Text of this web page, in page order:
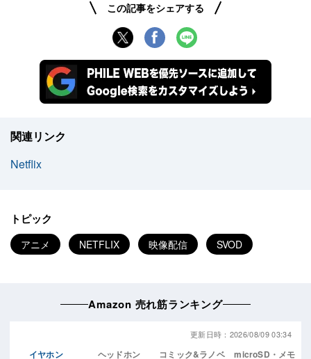
この記事をシェアする
関連リンク
Netflix
トピック
アニメ NETFLIX 映像配信 SVOD